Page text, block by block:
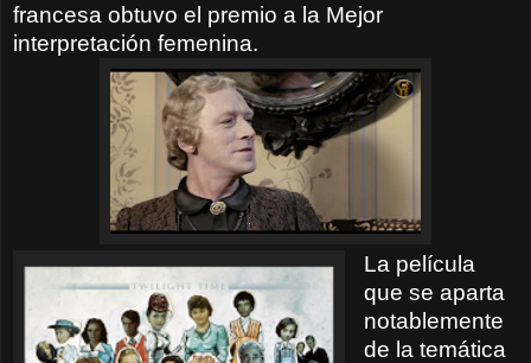
francesa obtuvo el premio a la Mejor
interpretación femenina.
La película
que se aparta
notablemente
de la temática